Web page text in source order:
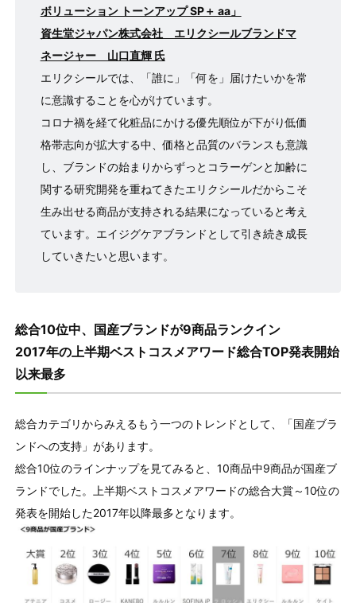
ボリューション トーンアップ SP＋ aa」
資⽣堂ジャパン株式会社 エリクシールブランドマ
ネージャー ⼭⼝直輝 ⽒
エリクシールでは、「誰に」「何を」届けたいかを常
に意識することを⼼がけています。
コロナ禍を経て化粧品にかける優先順位が下がり低価
格帯志向が拡⼤する中、価格と品質のバランスも意識
し、ブランドの始まりからずっとコラーゲンと加齢に
関する研究開発を重ねてきたエリクシールだからこそ
⽣み出せる商品が⽀持される結果になっていると考え
ています。エイジグケアブランドとして引き続き成⻑
していきたいと思います。
総合10位中、国産ブランドが9商品ランクイン
2017年の上半期ベストコスメアワード総合TOP発表開始
以来最多
総合カテゴリからみえるもう一つのトレンドとして、「国産ブラ
ンドへの⽀持」があります。
総合10位のラインナップを見てみると、10商品中9商品が国産ブ
ランドでした。上半期ベストコスメアワードの総合大賞～10位の
発表を開始した2017年以降最多となります。